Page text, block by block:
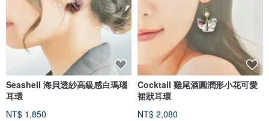
Seashell 海貝透紗高級感白瑪瑙
耳環
NT$ 1,850
Cocktail 雞尾酒圓潤形小花可愛
裙狀耳環
NT$ 2,080